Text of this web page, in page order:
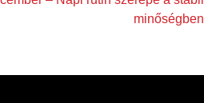
minőségben